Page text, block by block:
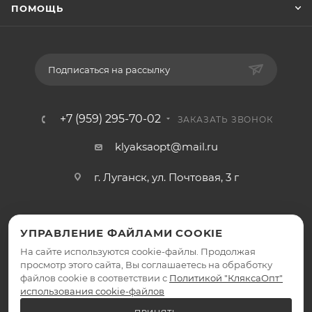
ПОМОЩЬ
Подписаться на рассылку
+7 (959) 295-70-02 ЗАКАЗАТЬ ЗВОНОК
klyaksaopt@mail.ru
г. Луганск, ул. Почтовая, 3 г
2026 © КляксаОпт - интернет-магазин
УПРАВЛЕНИЕ ФАЙЛАМИ COOKIE
На сайте используются cookie-файлы. Продолжая
просмотр этого сайта, Вы соглашаетесь на обработку
файлов cookie в соответствии с Политикой "КляксаОпт"
использования cookie-файлов